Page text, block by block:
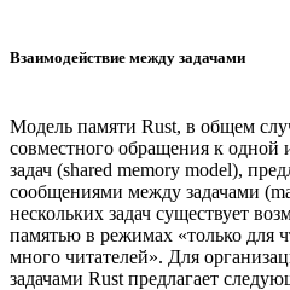
Взаимодействие между задачами
Модель памяти Rust, в общем
совместного обращения к одной
задач (shared memory model),
сообщениями между задачами
нескольких задач существует
памятью в режимах «только для
много читателей». Для
задачами Rust предлагает